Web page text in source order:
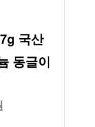
국산
동글이